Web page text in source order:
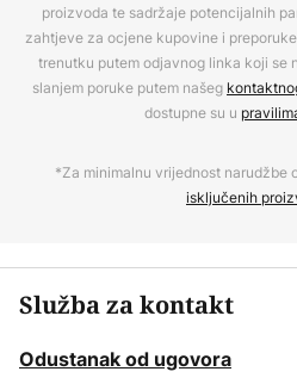
proizvoda te sadržaje potencijalnih
zahtjeve za ocjene kupovine i
trenutku putem odjavnog linka koji se
slanjem poruke putem našeg
dostupne su u
*Za minimalnu vrijednost narudžbe
isključenih
Služba za kontakt
Odustanak od ugovora